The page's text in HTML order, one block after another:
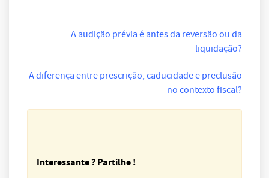
A audição prévia é antes da reversão ou da
liquidação?
A diferença entre prescrição, caducidade e preclusão
no contexto fiscal?
Interessante ? Partilhe !